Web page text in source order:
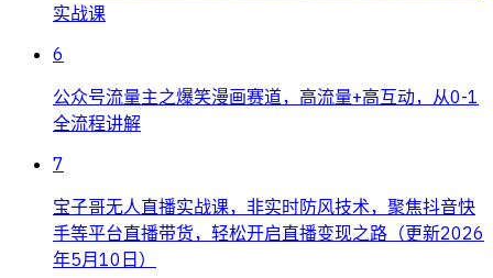
实战课
6
公众号流量主之爆笑漫画赛道，高流量+高互动，从0-1
全流程讲解
7
宝子哥无人直播实战课，非实时防风技术，聚焦抖音快
手等平台直播带货，轻松开启直播变现之路（更新2026
年5月10日）